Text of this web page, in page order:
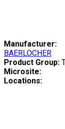
Manufacturer:
BAERLOCHER
Product Group:
Microsite:
Locations: